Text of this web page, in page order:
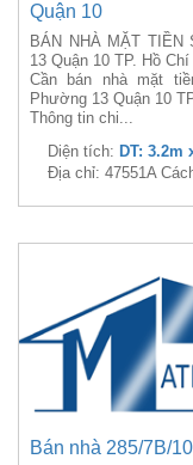
Quận 10
BÁN NHÀ MẶT TIỀN
13 Quận 10 TP. Hồ
Cần bán nhà mặt
Phường 13 Quận 10
Thông tin chi...
Diện tích: DT: 3.2m
Địa chỉ: 47551A
Bán nhà 285/7B/